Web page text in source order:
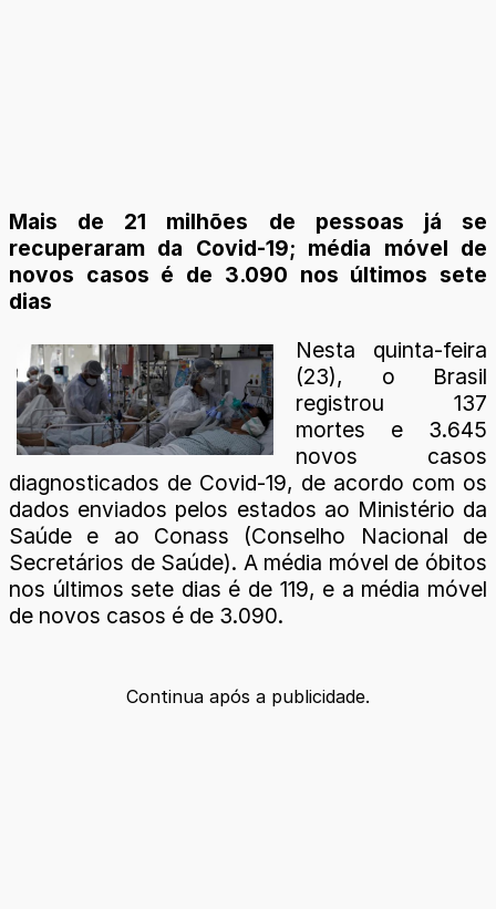
Mais de 21 milhões de pessoas já se
recuperaram da Covid-19; média móvel de
novos casos é de 3.090 nos últimos sete
dias
Nesta quinta-feira
(23), o Brasil
registrou 137
mortes e 3.645
novos casos
diagnosticados de Covid-19, de acordo com os
dados enviados pelos estados ao Ministério da
Saúde e ao Conass (Conselho Nacional de
Secretários de Saúde). A média móvel de óbitos
nos últimos sete dias é de 119, e a média móvel
de novos casos é de 3.090.
Continua após a publicidade.